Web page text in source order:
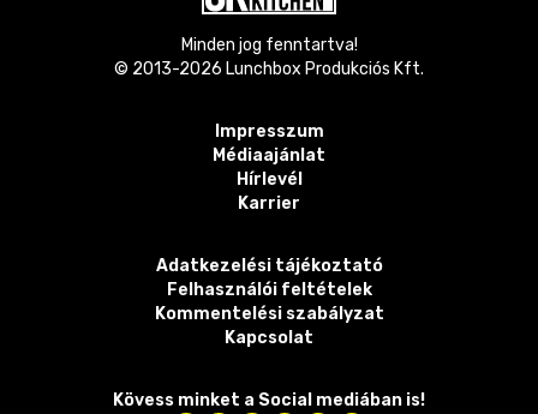
Minden jog fenntartva!
© 2013-2026 Lunchbox Produkciós Kft.
Impresszum
Médiaajánlat
Hírlevél
Karrier
Adatkezelési tájékoztató
Felhasználói feltételek
Kommentelési szabályzat
Kapcsolat
Kövess minket a Social mediában is!